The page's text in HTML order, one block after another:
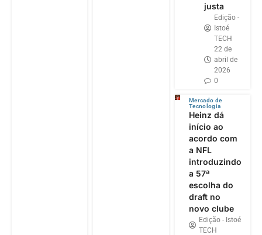
justa
Edição -
Istoé
TECH
22 de
abril de
2026
0
Mercado de
Tecnologia
Heinz dá
início ao
acordo com
a NFL
introduzindo
a 57ª
escolha do
draft no
novo clube
Edição - Istoé
TECH